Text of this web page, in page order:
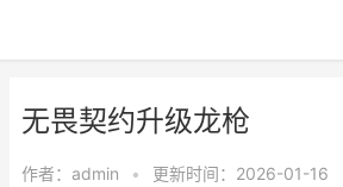
无畏契约升级龙枪
作者： admin • 更新时间：2026-01-16